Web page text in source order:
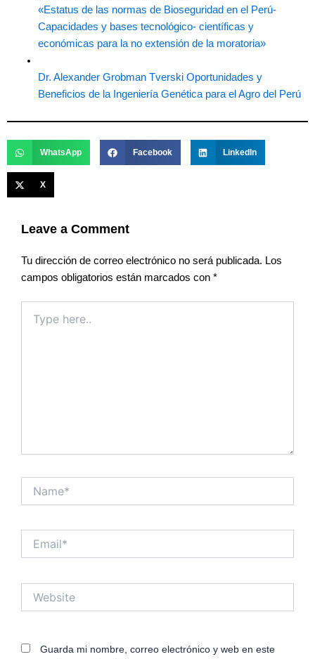
«Estatus de las normas de Bioseguridad en el Perú-
Capacidades y bases tecnológico- científicas y
económicas para la no extensión de la moratoria»
Dr. Alexander Grobman Tverski Oportunidades y
Beneficios de la Ingeniería Genética para el Agro del Perú
WhatsApp Facebook LinkedIn
X
Leave a Comment
Tu dirección de correo electrónico no será publicada. Los
campos obligatorios están marcados con *
here..
Guarda mi nombre, correo electrónico y web en este